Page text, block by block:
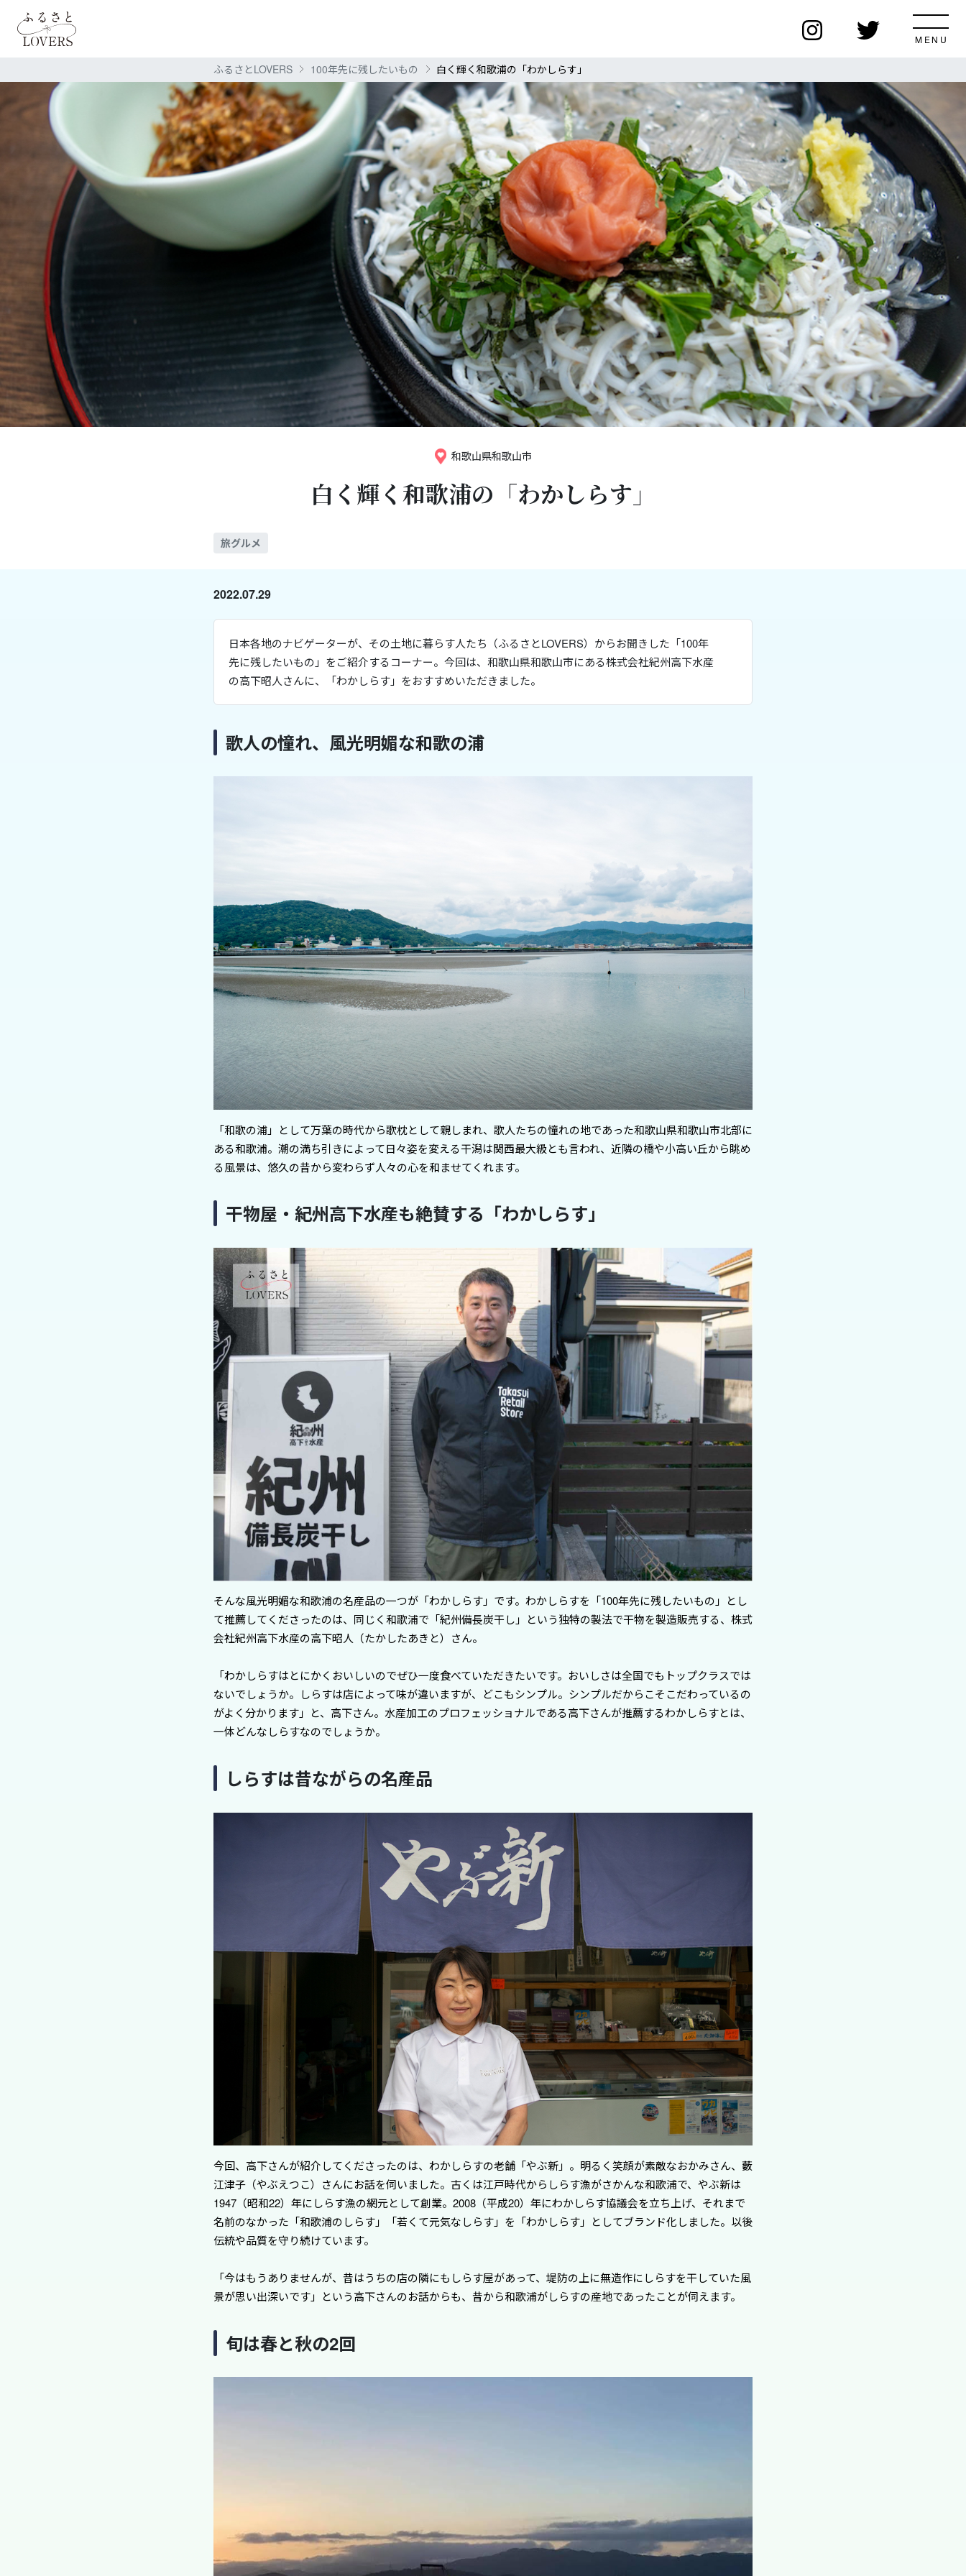
ふるさとLOVERS 100年先に残したいもの 白く輝く和歌浦の「わかしらす」
和歌山県和歌山市
白く輝く和歌浦の「わかしらす」
旅グルメ
2022.07.29
日本各地のナビゲーターが、その土地に暮らす人たち（ふるさとLOVERS）からお聞きした「100年
先に残したいもの」をご紹介するコーナー。今回は、和歌山県和歌山市にある株式会社紀州高下水産
の高下昭人さんに、「わかしらす」をおすすめいただきました。
歌人の憧れ、風光明媚な和歌の浦
「和歌の浦」として万葉の時代から歌枕として親しまれ、歌人たちの憧れの地であった和歌山県和歌山市北部に
ある和歌浦。潮の満ち引きによって日々姿を変える干潟は関西最大級とも言われ、近隣の橋や小高い丘から眺め
る風景は、悠久の昔から変わらず人々の心を和ませてくれます。
干物屋・紀州高下水産も絶賛する「わかしらす」
そんな風光明媚な和歌浦の名産品の一つが「わかしらす」です。わかしらすを「100年先に残したいもの」とし
て推薦してくださったのは、同じく和歌浦で「紀州備長炭干し」という独特の製法で干物を製造販売する、株式
会社紀州高下水産の高下昭人（たかしたあきと）さん。
「わかしらすはとにかくおいしいのでぜひ一度食べていただきたいです。おいしさは全国でもトップクラスでは
ないでしょうか。しらすは店によって味が違いますが、どこもシンプル。シンプルだからこそこだわっているの
がよく分かります」と、高下さん。水産加工のプロフェッショナルである高下さんが推薦するわかしらすとは、
一体どんなしらすなのでしょうか。
しらすは昔ながらの名産品
今回、高下さんが紹介してくださったのは、わかしらすの老舗「やぶ新」。明るく笑顔が素敵なおかみさん、藪
江津子（やぶえつこ）さんにお話を伺いました。古くは江戸時代からしらす漁がさかんな和歌浦で、やぶ新は
1947（昭和22）年にしらす漁の網元として創業。2008（平成20）年にわかしらす協議会を立ち上げ、それまで
名前のなかった「和歌浦のしらす」「若くて元気なしらす」を「わかしらす」としてブランド化しました。以後
伝統や品質を守り続けています。
「今はもうありませんが、昔はうちの店の隣にもしらす屋があって、堤防の上に無造作にしらすを干していた風
景が思い出深いです」という高下さんのお話からも、昔から和歌浦がしらすの産地であったことが伺えます。
旬は春と秋の2回